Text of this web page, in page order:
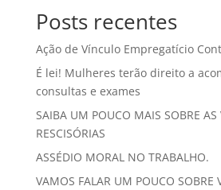
Posts recentes
Ação de Vínculo Empregatício
É lei! Mulheres terão direito a
consultas e exames
SAIBA UM POUCO MAIS SOBRE AS
RESCISÓRIAS
ASSÉDIO MORAL NO TRABALHO.
VAMOS FALAR UM POUCO SOBRE